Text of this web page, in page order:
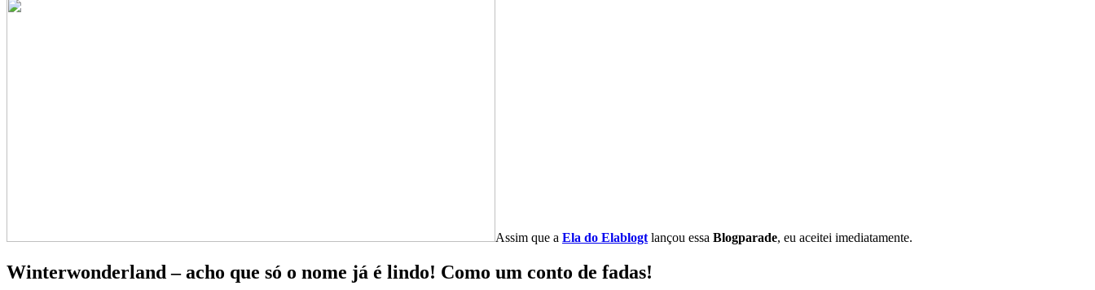
Assim que a Ela do Elablogt lançou essa Blogparade, eu aceitei imediatamente.
Winterwonderland – acho que só o nome já é lindo! Como um conto de fadas!